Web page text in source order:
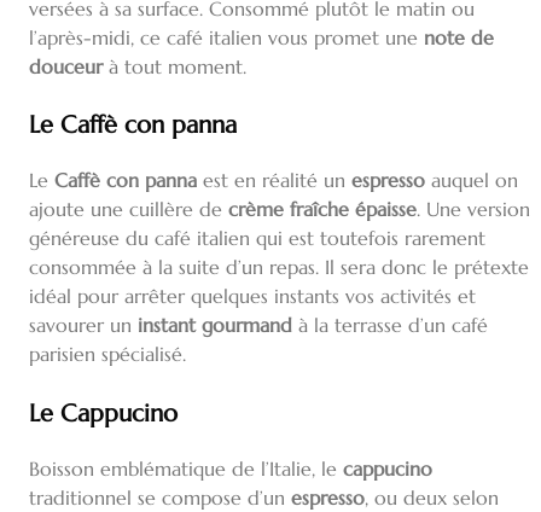
versées à sa surface. Consommé plutôt le matin ou
l’après-midi, ce café italien vous promet une note de
douceurà tout moment.
Le Caffè con panna
Le Caffè con panna est en réalité un espresso auquel on
ajoute une cuillère de crème fraîche épaisse. Une version
généreuse du café italien qui est toutefois rarement
consommée à la suite d’un repas. Il sera donc le prétexte
idéal pour arrêter quelques instants vos activités et
savourer un instant gourmand à la terrasse d’un café
parisien spécialisé.
Le Cappucino
Boisson emblématique de l’Italie, le cappucino
traditionnel se compose d’un espresso, ou deux selon